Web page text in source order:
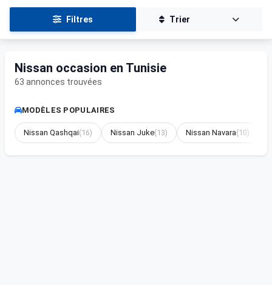
Filtres Trier
Nissan occasion en Tunisie
63 annonces trouvées
MODÈLES POPULAIRES
Nissan Qashqai(16) Nissan Juke(13) Nissan Navara(10)